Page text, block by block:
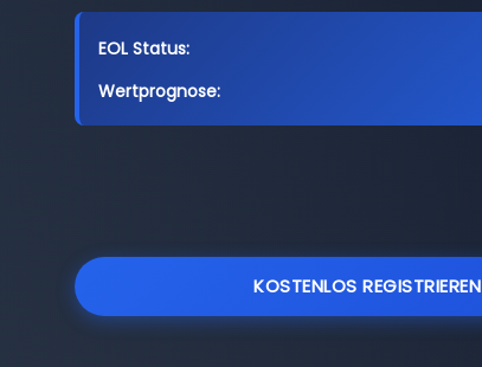
EOL Status:
Wertprognose:
KOSTENLOS REGISTRIEREN